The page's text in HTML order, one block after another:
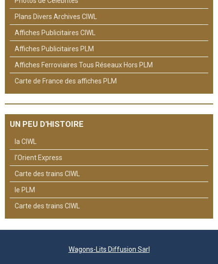
Plans Divers Archives CIWL
Affiches Publicitaires CIWL
Affiches Publicitaires PLM
Affiches Ferroviaires Tous Réseaux Hors PLM
Carte de France des affiches PLM
UN PEU D'HISTOIRE
la CIWL
l'Orient Express
Carte des trains CIWL
le PLM
Carte des trains CIWL
Wagons-Lits Diffusion Sarl